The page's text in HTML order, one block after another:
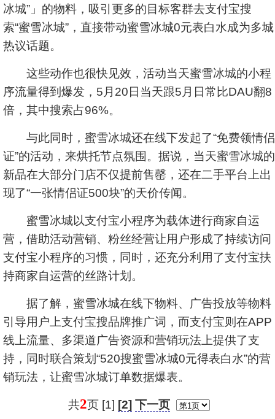
冰城”」的物料，吸引更多的目标客群去支付宝搜
索“蜜雪冰城”，直接带动蜜雪冰城0元表白水成为多城
热议话题。
这些动作也很快见效，活动当天蜜雪冰城的小程
序流量得到爆发，5月20日当天跟5月日常比DAU翻8
倍，其中搜索占96%。
与此同时，蜜雪冰城还在线下发起了“免费领情侣
证”的活动，来烘托节点氛围。据说，当天蜜雪冰城的
新品在大部分门店不仅提前售罄，还在二手平台上出
现了“一张情侣证500块”的天价传闻。
蜜雪冰城以支付宝小程序为载体进行商家自运
营，借助活动营销、粉丝经营让用户形成了持续访问
支付宝小程序的习惯，同时，还充分利用了支付宝扶
持商家自运营的丝路计划。
据了解，蜜雪冰城在线下物料、广告投放等物料
引导用户上支付宝搜品牌推广词，而支付宝则在APP
线上流量、多渠道广告资源和营销玩法上提供了支
持，同时联合策划“520搜蜜雪冰城0元得表白水”的营
销玩法，让蜜雪冰城订单数据爆表。
共2页 [1] [2] 下一页